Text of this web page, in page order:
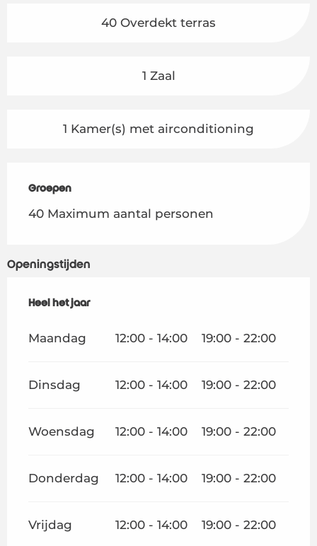
40 Overdekt terras
1 Zaal
1 Kamer(s) met airconditioning
Groepen
Groepen
40 Maximum aantal personen
Openingstijden
Heel het jaar
Heel het jaar
Maandag 12:00 - 14:00 19:00 - 22:00
Dinsdag 12:00 - 14:00 19:00 - 22:00
Woensdag 12:00 - 14:00 19:00 - 22:00
Donderdag 12:00 - 14:00 19:00 - 22:00
Vrijdag 12:00 - 14:00 19:00 - 22:00